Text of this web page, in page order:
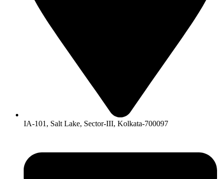
IA-101, Salt Lake, Sector-III, Kolkata-700097